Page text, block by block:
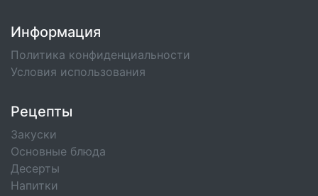
Информация
Политика конфиденциальности
Условия использования
Рецепты
Закуски
Основные блюда
Десерты
Напитки